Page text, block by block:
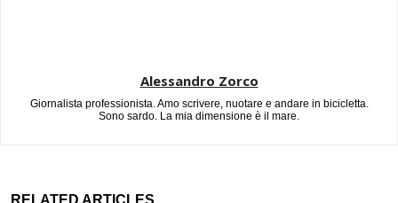
Alessandro Zorco
Giornalista professionista. Amo scrivere, nuotare e andare in bicicletta.
Sono sardo. La mia dimensione è il mare.